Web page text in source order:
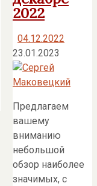
2022
04.12.2022
23.01.2023
Предлагаем
вашему
вниманию
небольшой
обзор наиболее
значимых, с